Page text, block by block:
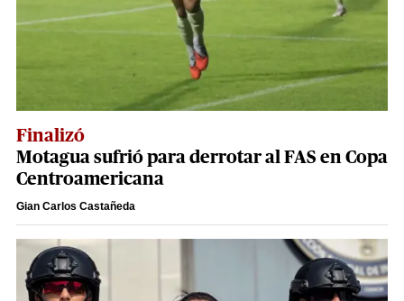
Finalizó
Motagua sufrió para derrotar al FAS en Copa
Centroamericana
Gian Carlos Castañeda